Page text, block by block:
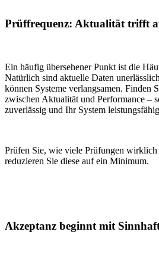
Prüffrequenz: Aktualität trifft
Ein häufig übersehener Punkt ist die
Natürlich sind aktuelle Daten
können Systeme verlangsamen. Finden
zwischen Aktualität und Performance –
zuverlässig und Ihr System
Prüfen Sie, wie viele Prüfungen
reduzieren Sie diese auf ein Minimum.
Akzeptanz beginnt mit